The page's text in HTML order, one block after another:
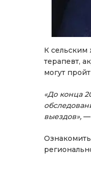
К сельским
терапевт,
могут
«До конца
выездов», —